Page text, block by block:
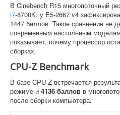
В Cinebench R15 многопоточный
i7-8700K: у E5-2667 v4
1447 баллов. Такое сравнение не
современным настольным
показывает, почему процессор
сборках.
CPU-Z Benchmark
В базе CPU-Z встречается
режиме и 4136 баллов в
после сборки компьютера.